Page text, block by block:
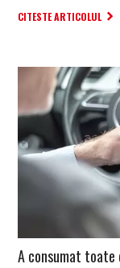
CITESTE ARTICOLUL
A consumat toate